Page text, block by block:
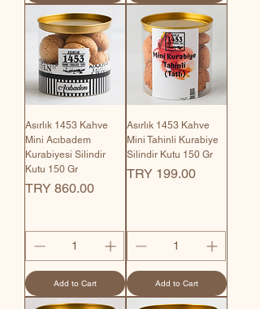
Asırlık 1453 Kahve
Mini Acıbadem
Kurabiyesi Silindir
Kutu 150 Gr
Price
TRY 860.00
Add to Cart
Asırlık 1453 Kahve
Mini Tahinli Kurabiye
Silindir Kutu 150 Gr
Price
TRY 199.00
Add to Cart